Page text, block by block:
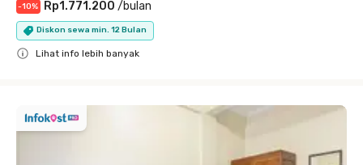
-10% Rp1.771.200 /bulan
Diskon sewa min. 12 Bulan
Lihat info lebih banyak